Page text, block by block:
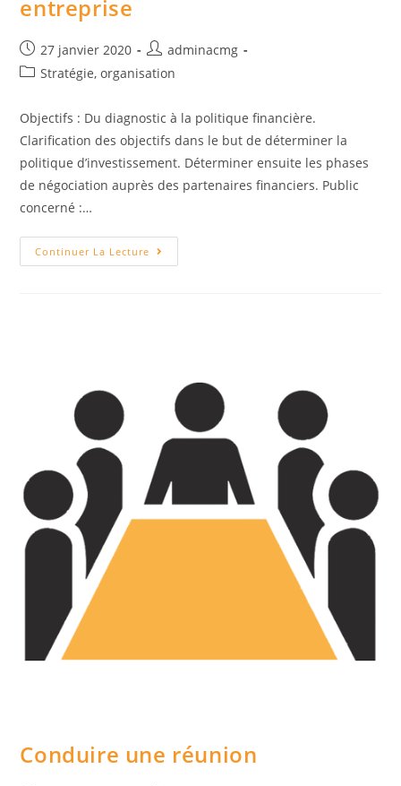
entreprise
Post
published:
27 janvier 2020
Auteur/autrice
de
adminacmg
PostStratégie, organisation
Objectifs : Du diagnostic à la politique financière.
Clarification des objectifs dans le but de déterminer la
politique d’investissement. Déterminer ensuite les phases
de négociation auprès des partenaires financiers. Public
concerné :…
Continuer La Lecture Gestion
Financière
Conduire une réunion